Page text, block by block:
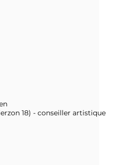
18) - conseiller artistique